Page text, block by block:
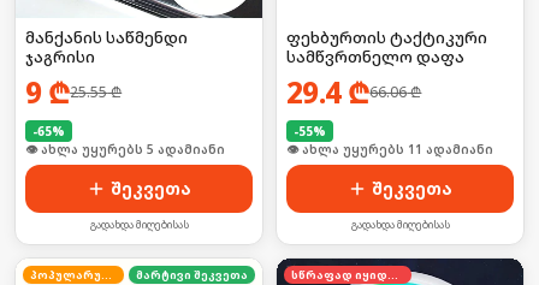
მანქანის საწმენდი
ჯაგრისი
9 ₾25.55₾
-65%
🛒 ბოლო 24სთ-ში იყიდა 53-მა
შეკვეთა
გადახდა მიღებისას
ფეხბურთის ტაქტიკური
სამწვრთნელო დაფა
29.4₾66.06₾
-55%
🛒 ბოლო 24სთ-ში იყიდა 14-მა
შეკვეთა
გადახდა მიღებისას
მარტივი შეკვეთა